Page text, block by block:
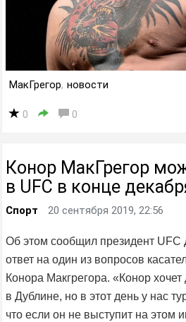
МакГрегор, новости
0 0
Конор МакГрегор
в UFC в конце
Спорт 20 сентября 2019, 22:56
Об этом сообщил президент UFC
ответ на один из вопросов
Конора Макгрегора. «Конор хочет
в Дублине, но в этот день у нас
что если он не выступит на этом